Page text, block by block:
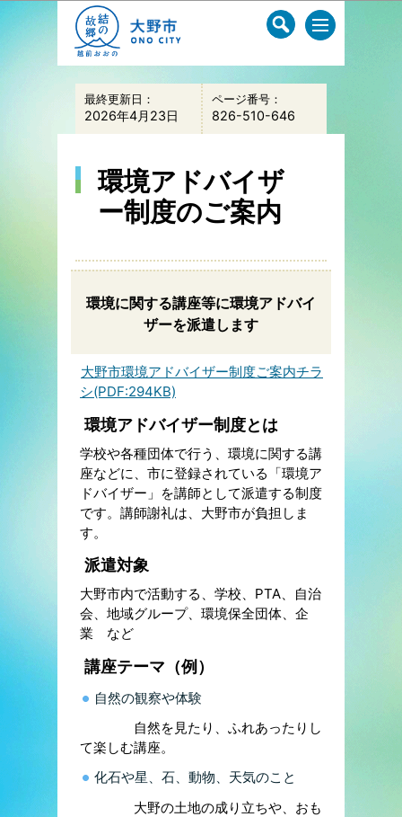
このページの本文へ移動
最終更新日：
2026年4月23日
ページ番号：
826-510-646
環境アドバイザ
ー制度のご案内
環境に関する講座等に環境アドバイ
ザーを派遣します
大野市環境アドバイザー制度ご案内チラ
シ(PDF:294KB)
環境アドバイザー制度とは
学校や各種団体で行う、環境に関する講
座などに、市に登録されている「環境ア
ドバイザー」を講師として派遣する制度
です。講師謝礼は、大野市が負担しま
す。
派遣対象
大野市内で活動する、学校、PTA、自治
会、地域グループ、環境保全団体、企
業 など
講座テーマ（例）
自然の観察や体験
自然を見たり、ふれあったりし
て楽しむ講座。
化石や星、石、動物、天気のこと
大野の土地の成り立ちや、おも